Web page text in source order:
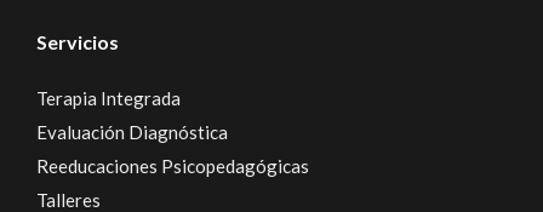
Servicios
Terapia Integrada
Evaluación Diagnóstica
Reeducaciones Psicopedagógicas
Talleres